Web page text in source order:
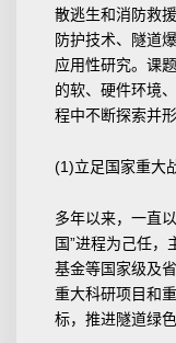
散逃生和消防救
防护技术、隧道
应用性研究。课
的软、硬件环境
程中不断探索并
(1)立足国家重大
多年以来，一直
国”进程为己任
基金等国家级及
重大科研项目和
标，推进隧道绿